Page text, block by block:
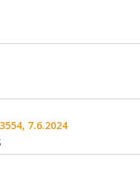
7.6.2024